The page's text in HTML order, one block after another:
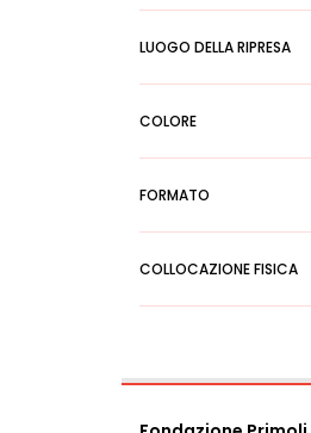
LUOGO DELLA RIPRESA
COLORE
FORMATO
COLLOCAZIONE FISICA